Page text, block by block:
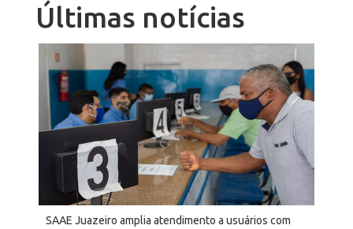
Últimas notícias
SAAE Juazeiro amplia atendimento a usuários com